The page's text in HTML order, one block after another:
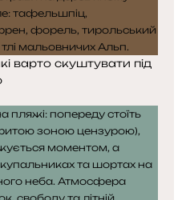
варто скуштувати під